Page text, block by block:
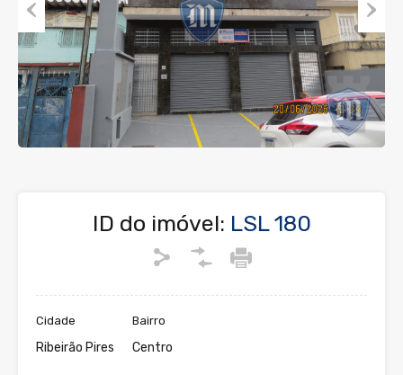
Previous Next
ID do imóvel: LSL 180
Cidade
Ribeirão Pires
Bairro
Centro